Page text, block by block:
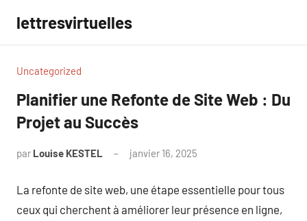
contenu
lettresvirtuelles
Uncategorized
Planifier une Refonte de Site Web : Du
Projet au Succès
par Louise KESTEL janvier 16, 2025
La refonte de site web, une étape essentielle pour tous
ceux qui cherchent à améliorer leur présence en ligne,